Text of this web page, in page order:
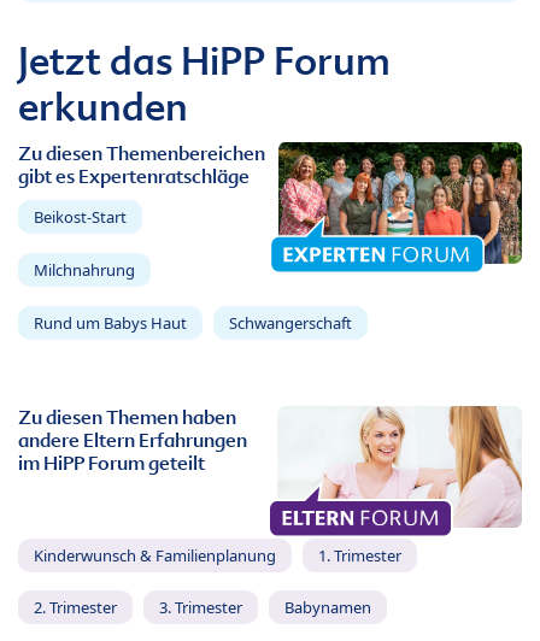
Jetzt das HiPP Forum
erkunden
Zu diesen Themenbereichen
gibt es Expertenratschläge
Beikost-Start
Milchnahrung
Rund um Babys Haut Schwangerschaft
Zu diesen Themen haben
andere Eltern Erfahrungen
im HiPP Forum geteilt
Kinderwunsch & Familienplanung 1. Trimester
2. Trimester 3. Trimester Babynamen